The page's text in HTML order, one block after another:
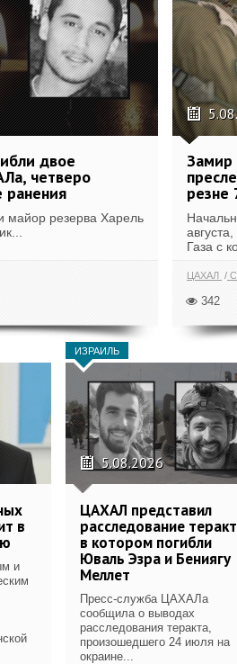
двое
четверо
ранения
майор резерва Харель
Замир
резне
Газа с
ЦАХАЛ
342
в
и
ИЗРАИЛЬ
5.08.2026
ЦАХАЛ представил
расследование
в котором погибли
Юваль Эзра и Бениягу
Меллет
Пресс-служба ЦАХАЛа
сообщила о выводах
расследования теракта,
произошедшего 24 июля на
окраине...